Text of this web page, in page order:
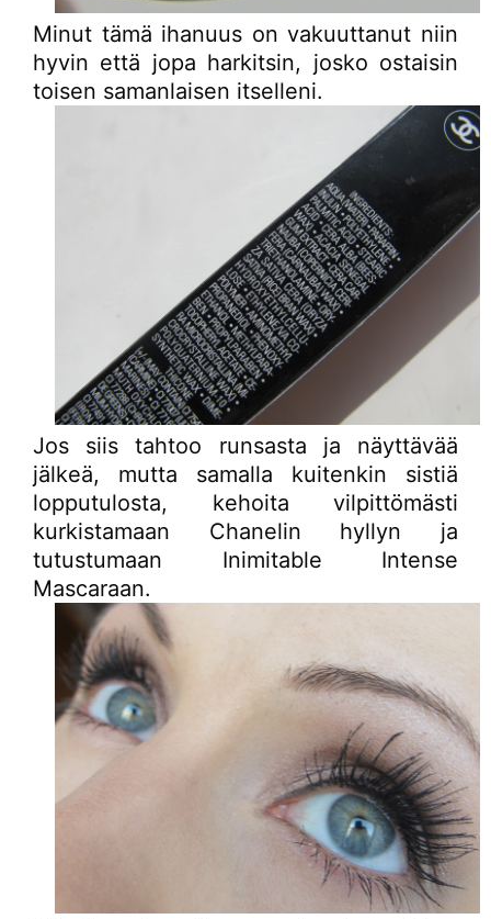
Minut tämä ihanuus on vakuuttanut niin
hyvin että jopa harkitsin, josko ostaisin
toisen samanlaisen itselleni.
Jos siis tahtoo runsasta ja näyttävää
jälkeä, mutta samalla kuitenkin sistiä
lopputulosta, kehoita vilpittömästi
kurkistamaan Chanelin hyllyn ja
tutustumaan Inimitable Intense
Mascaraan.